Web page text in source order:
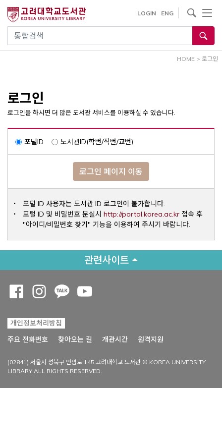
건
통합검색
LOGIN ENG
사이트내 검색
HOME > 로그인
로그인
로그인을 하시면 더 많은 도서관 서비스를 이용하실 수 있습니다.
포털ID 도서관ID(학번/직번/교번)
로그인 페이지 이동
포털 ID 사용자는 도서관 ID 로그인이 불가합니다.
포털 ID 및 비밀번호 분실시 http://portal.korea.ac.krOpens a
접속 후
"아이디/비밀번호 찾기" 기능을 이용하여 주시기 바랍니다.
관련사이트
개인정보처리방침
주요 전화번호
찾아오는 길 개관시간 원격지원
(02841) 서울시 성북구 안암로 145 고려대학교 도서관 © KOREA UNIVERSITY
LIBRARY ALL RIGHTS RESERVED.
Opens a new window
Opens a new window
Opens a new window